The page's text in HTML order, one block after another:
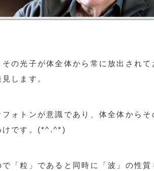
の光子が体全体から常に放出されて
します。
ォトンが意識であり、体全体からそ
けです。(*^.^*)
「粒」であると同時に「波」の性質